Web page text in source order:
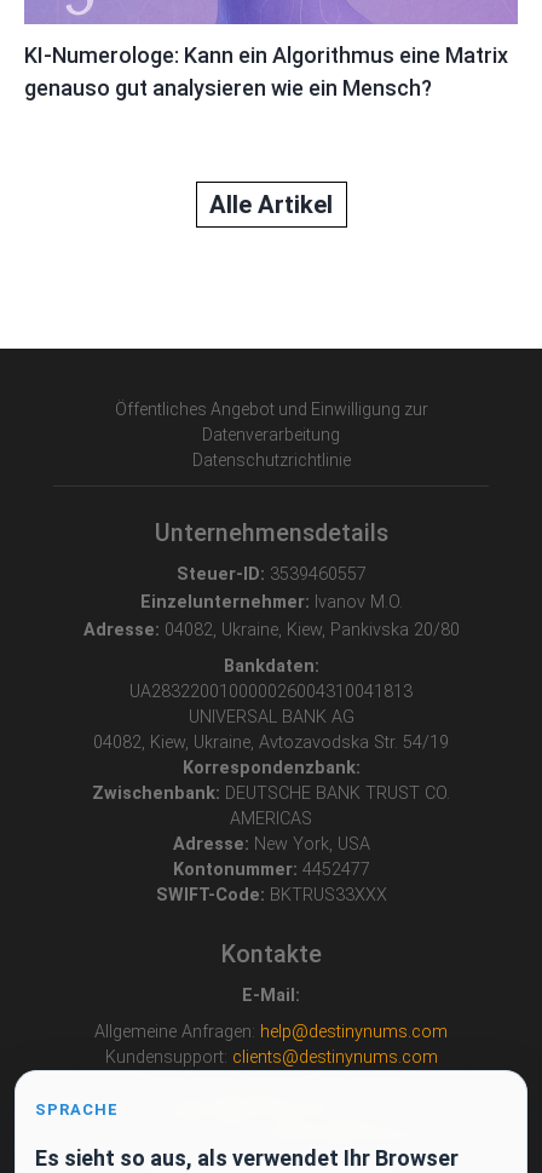
KI-Numerologe: Kann ein Algorithmus eine Matrix
genauso gut analysieren wie ein Mensch?
Alle Artikel
Öffentliches Angebot und Einwilligung zur
Datenverarbeitung
Datenschutzrichtlinie
Unternehmensdetails
Steuer-ID: 3539460557
Einzelunternehmer: Ivanov M.O.
Adresse: 04082, Ukraine, Kiew, Pankivska 20/80
Bankdaten:
UA283220010000026004310041813
UNIVERSAL BANK AG
04082, Kiew, Ukraine, Avtozavodska Str. 54/19
Korrespondenzbank:
Zwischenbank: DEUTSCHE BANK TRUST CO.
AMERICAS
Adresse: New York, USA
Kontonummer: 4452477
SWIFT-Code: BKTRUS33XXX
Kontakte
E-Mail:
Allgemeine Anfragen: help@destinynums.com
Kundensupport: clients@destinynums.com
SPRACHE
Es sieht so aus, als verwendet Ihr Browser